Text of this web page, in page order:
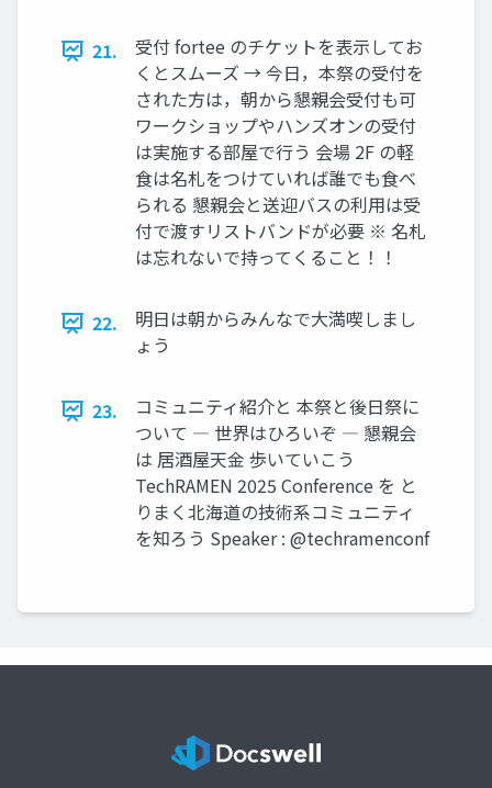
21.
受付 fortee のチケットを表示してお
くとスムーズ → 今日，本祭の受付を
された方は，朝から懇親会受付も可
ワークショップやハンズオンの受付
は実施する部屋で行う 会場 2F の軽
食は名札をつけていれば誰でも食べ
られる 懇親会と送迎バスの利用は受
付で渡すリストバンドが必要 ※ 名札
は忘れないで持ってくること！！
22.
明日は朝からみんなで大満喫しまし
ょう
23.
コミュニティ紹介と 本祭と後日祭に
ついて ― 世界はひろいぞ ― 懇親会
は 居酒屋天金 歩いていこう
TechRAMEN 2025 Conference を と
りまく北海道の技術系コミュニティ
を知ろう Speaker : @techramenconf